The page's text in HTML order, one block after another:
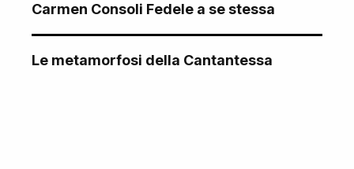
Carmen Consoli Fedele a se stessa
Le metamorfosi della Cantantessa